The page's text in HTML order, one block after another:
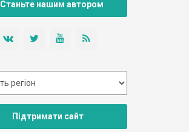
Станьте нашим автором
Підтримати сайт